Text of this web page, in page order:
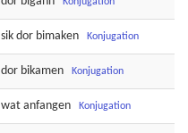
sik dor bimaken Konjugation
dor bikamen Konjugation
wat anfangen Konjugation